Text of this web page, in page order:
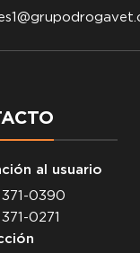
al usuario
371-0390
0271